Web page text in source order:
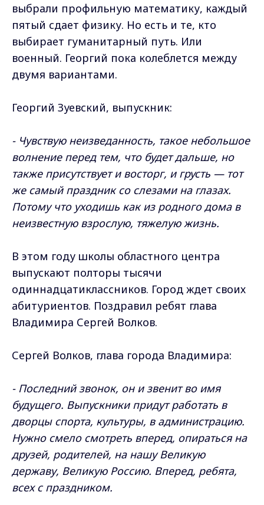
выбрали профильную математику, каждый
пятый сдает физику. Но есть и те, кто
выбирает гуманитарный путь. Или
военный. Георгий пока колеблется между
двумя вариантами.
Георгий Зуевский, выпускник:
- Чувствую неизведанность, такое небольшое
волнение перед тем, что будет дальше, но
также присутствует и восторг, и грусть — тот
же самый праздник со слезами на глазах.
Потому что уходишь как из родного дома в
неизвестную взрослую, тяжелую жизнь.
В этом году школы областного центра
выпускают полторы тысячи
одиннадцатиклассников. Город ждет своих
абитуриентов. Поздравил ребят глава
Владимира Сергей Волков.
Сергей Волков, глава города Владимира:
- Последний звонок, он и звенит во имя
будущего. Выпускники придут работать в
дворцы спорта, культуры, в администрацию.
Нужно смело смотреть вперед, опираться на
друзей, родителей, на нашу Великую
державу, Великую Россию. Вперед, ребята,
всех с праздником.